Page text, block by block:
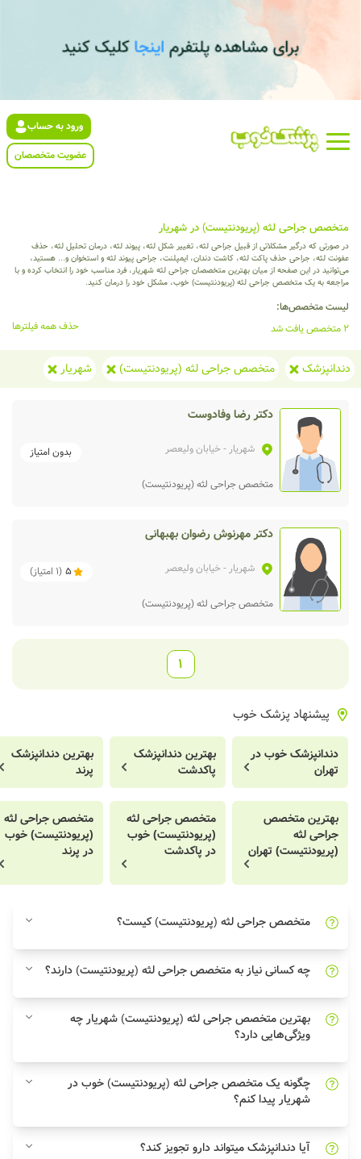
ورود به حساب
عضویت متخصصان
متخصص جراحی لثه (پریودنتیست) در شهریار
در صورتی که درگیر مشکلاتی از قبیل جراحی لثه، تغییر شکل لثه، پیوند لثه، درمان تحلیل لثه، حذف
عفونت لثه، جراحی حذف پاکت لثه، کاشت دندان، ایمپلنت، جراحی پیوند لثه و استخوان و... هستید،
می‌توانید در این صفحه از میان بهترین متخصصان جراحی لثه شهریار، فرد مناسب خود را انتخاب کرده و با
مراجعه به یک متخصص جراحی لثه (پریودنتیست) خوب، مشکل خود را درمان کنید.
لیست متخصص‌ها:
2 متخصص یافت شد
حذف همه فیلترها
دندانپزشک متخصص جراحی لثه (پریودنتیست) شهریار
دکتر رضا وفادوست
شهریار - خیابان ولیعصر بدون امتیاز
متخصص جراحی لثه (پریودنتیست)
دکتر مهرنوش رضوان بهبهانی
شهریار - خیابان ولیعصر 5
(
1 امتیاز)
متخصص جراحی لثه (پریودنتیست)
1
پیشنهاد پزشک خوب
دندانپزشک خوب در
تهران
بهترین دندانپزشک
پاکدشت
بهترین دندانپزشک
پرند
بهترین متخصص
جراحی لثه
(پریودنتیست) تهران
متخصص جراحی لثه
(پریودنتیست) خوب
در پاکدشت
متخصص جراحی لثه
(پریودنتیست) خوب
در پرند
متخصص جراحی لثه (پریودنتیست) کیست؟
چه کسانی نیاز به متخصص جراحی لثه (پریودنتیست) دارند؟
بهترین متخصص جراحی لثه (پریودنتیست) شهریار چه
ویژگی‌هایی دارد؟
چگونه یک متخصص جراحی لثه (پریودنتیست) خوب در
شهریار پیدا کنم؟
آیا دندانپزشک میتواند دارو تجویز کند؟